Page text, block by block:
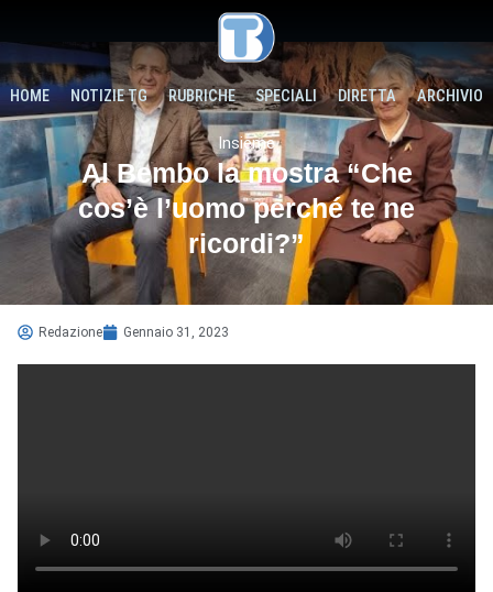
HOME NOTIZIE TG RUBRICHE SPECIALI DIRETTA ARCHIVIO
Insieme
Al Bembo la mostra “Che
cos’è l’uomo perché te ne
ricordi?”
Redazione Gennaio 31, 2023